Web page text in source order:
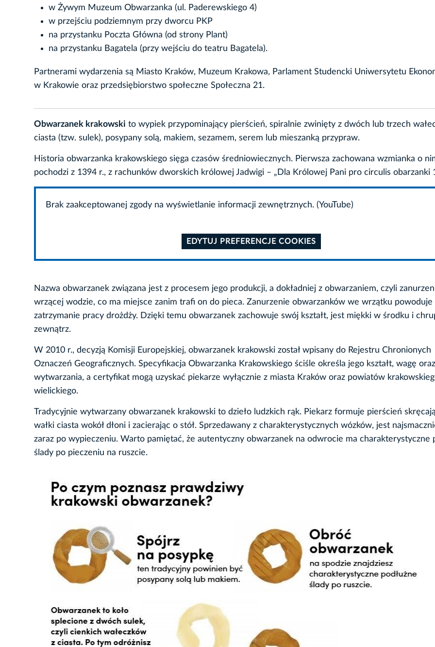
w Żywym Muzeum Obwarzanka (ul. Paderewskiego 4)
w przejściu podziemnym przy dworcu PKP
na przystanku Poczta Główna (od strony Plant)
na przystanku Bagatela (przy wejściu do teatru Bagatela).
Partnerami wydarzenia są Miasto Kraków, Muzeum Krakowa, Parlament Studencki Uniwersytetu
w Krakowie oraz przedsiębiorstwo społeczne Społeczna 21.
Obwarzanek krakowski to wypiek przypominający pierścień, spiralnie zwinięty z dwóch lub trzech
ciasta (tzw. sulek), posypany solą, makiem, sezamem, serem lub mieszanką przypraw.
Historia obwarzanka krakowskiego sięga czasów średniowiecznych. Pierwsza zachowana wzmianka o
pochodzi z 1394 r., z rachunków dworskich królowej Jadwigi – „Dla Królowej Pani pro circulis obarzanki
Brak zaakceptowanej zgody na wyświetlanie informacji zewnętrznych. (YouTube)
EDYTUJ PREFERENCJE COOKIES
Nazwa obwarzanek związana jest z procesem jego produkcji, a dokładniej z obwarzaniem, czyli
wrzącej wodzie, co ma miejsce zanim trafi on do pieca. Zanurzenie obwarzanków we wrzątku powoduje
zatrzymanie pracy drożdży. Dzięki temu obwarzanek zachowuje swój kształt, jest miękki w środku i
zewnątrz.
W 2010 r., decyzją Komisji Europejskiej, obwarzanek krakowski został wpisany do Rejestru Chronionych
Oznaczeń Geograficznych. Specyfikacja Obwarzanka Krakowskiego ściśle określa jego kształt, wagę
wytwarzania, a certyfikat mogą uzyskać piekarze wyłącznie z miasta Kraków oraz powiatów
wielickiego.
Tradycyjnie wytwarzany obwarzanek krakowski to dzieło ludzkich rąk. Piekarz formuje pierścień
wałki ciasta wokół dłoni i zacierając o stół. Sprzedawany z charakterystycznych wózków, jest
zaraz po wypieczeniu. Warto pamiętać, że autentyczny obwarzanek na odwrocie ma charakterystyczne
ślady po pieczeniu na ruszcie.